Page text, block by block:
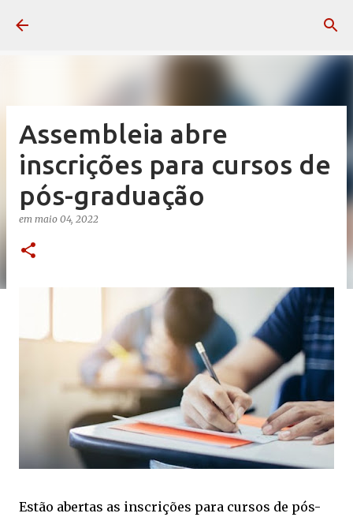
Assembleia abre
inscrições para cursos de
pós-graduação
em maio 04, 2022
Estão abertas as inscrições para cursos de pós-